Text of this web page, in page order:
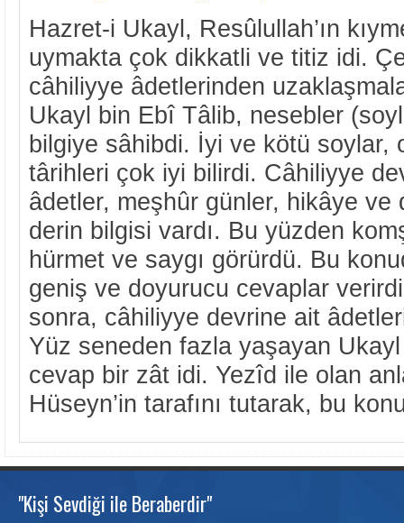
Hazret-i Ukayl, Resûlullah’ın
uymakta çok dikkatli ve titiz idi.
câhiliyye âdetlerinden
Ukayl bin Ebî Tâlib, nesebler
bilgiye sâhibdi. İyi ve kötü soylar,
târihleri çok iyi bilirdi. Câhiliyye
âdetler, meşhûr günler, hikâye ve
derin bilgisi vardı. Bu yüzden
hürmet ve saygı görürdü. Bu
geniş ve doyurucu cevaplar
sonra, câhiliyye devrine ait
Yüz seneden fazla yaşayan
cevap bir zât idi. Yezîd ile olan
Hüseyn’in tarafını tutarak, bu
"Kişi Sevdiği ile Beraberdir"